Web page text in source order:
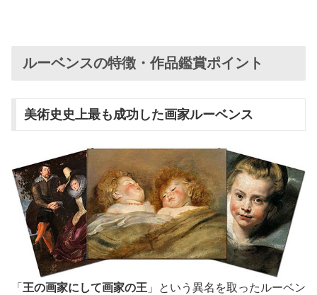
ルーベンスの特徴・作品鑑賞ポイント
美術史史上最も成功した画家ルーベンス
「 王の画家にして画家の王 」という異名を取ったルーベン